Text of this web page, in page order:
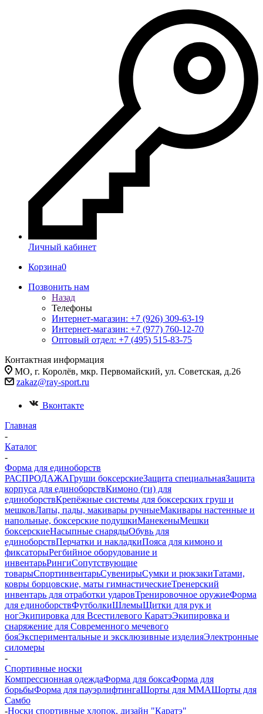
Личный кабинет
Корзина0
Позвонить нам
Назад
Телефоны
Интернет-магазин: +7 (926) 309-63-19
Интернет-магазин: +7 (977) 760-12-70
Оптовый отдел: +7 (495) 515-83-75
Контактная информация
МО, г. Королёв, мкр. Первомайский, ул. Советская, д.26
zakaz@ray-sport.ru
Вконтакте
Главная
-
Каталог
-
Форма для единоборств
РАСПРОДАЖАГруши боксерскиеЗащита специальнаяЗащита
корпуса для единоборствКимоно (ги) для
единоборствКрепёжные системы для боксерских груш и
мешковЛапы, пады, макивары ручныеМакивары настенные и
напольные, боксерские подушкиМанекеныМешки
боксерскиеНасыпные снарядыОбувь для
единоборствПерчатки и накладкиПояса для кимоно и
фиксаторыРегбийное оборудование и
инвентарьРингиСопутствующие
товарыСпортинвентарьСувенирыСумки и рюкзакиТатами,
ковры борцовские, маты гимнастическиеТренерский
инвентарь для отработки ударовТренировочное оружиеФорма
для единоборствФутболкиШлемыЩитки для рук и
ногЭкипировка для Всестилевого КаратэЭкипировка и
снаряжение для Современного мечевого
бояЭкспериментальные и эксклюзивные изделияЭлектронные
силомеры
-
Спортивные носки
Компрессионная одеждаФорма для боксаФорма для
борьбыФорма для пауэрлифтингаШорты для ММАШорты для
Самбо
-Носки спортивные хлопок, дизайн "Каратэ"